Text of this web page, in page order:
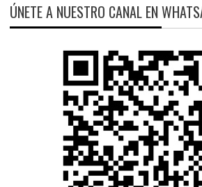
ÚNETE A NUESTRO CANAL EN